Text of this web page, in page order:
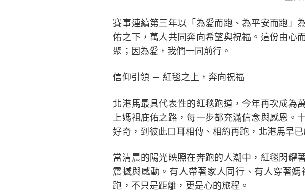
賽事連續第三年以「為愛而跑、為平安而跑」
佑之下，萬人共同奔向希望與祝福。這份由
聚；因為愛，我們一同前行。
信仰引領 ─ 紅毯之上，奔向祝福
北港馬最具代表性的紅毯跑道，今年再次成為
上媽祖庇佑之路，每一步都充滿信念與感恩。
好奇，到彼此口耳相傳、相約再跑，北港馬早
當清晨的陽光映照在奔跑的人潮中，紅毯閃耀
震撼與感動。有人帶著家人同行、有人穿著
跑，不只是距離，更是心的旅程。